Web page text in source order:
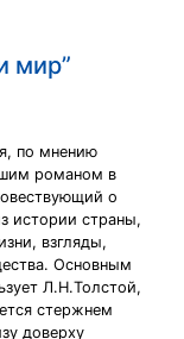
мир”
по мнению
романом в
о
истории страны,
взгляды,
Основным
Л.Н.Толстой,
стержнем
доверху